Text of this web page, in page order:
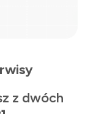
z dwóch